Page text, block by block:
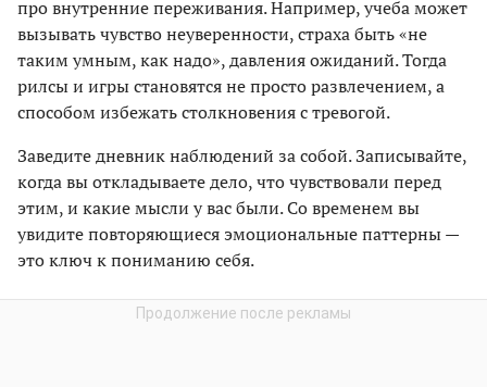
про внутренние переживания. Например, учеба может
вызывать чувство неуверенности, страха быть «не
таким умным, как надо», давления ожиданий. Тогда
рилсы и игры становятся не просто развлечением, а
способом избежать столкновения с тревогой.
Заведите дневник наблюдений за собой. Записывайте,
когда вы откладываете дело, что чувствовали перед
этим, и какие мысли у вас были. Со временем вы
увидите повторяющиеся эмоциональные паттерны —
это ключ к пониманию себя.